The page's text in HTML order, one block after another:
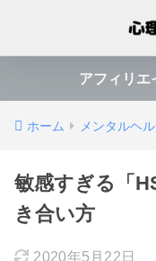
アフィリエ
ホーム メンタルヘ
敏感すぎる「
き合い方
2020年5月22日